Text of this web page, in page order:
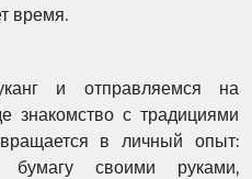
время.
и отправляемся на
знакомство с традициями
в личный опыт:
бумагу своими руками,